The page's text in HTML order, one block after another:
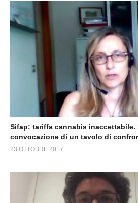
Sifap: tariffa cannabis
convocazione di un tavolo di
23 OTTOBRE 2017